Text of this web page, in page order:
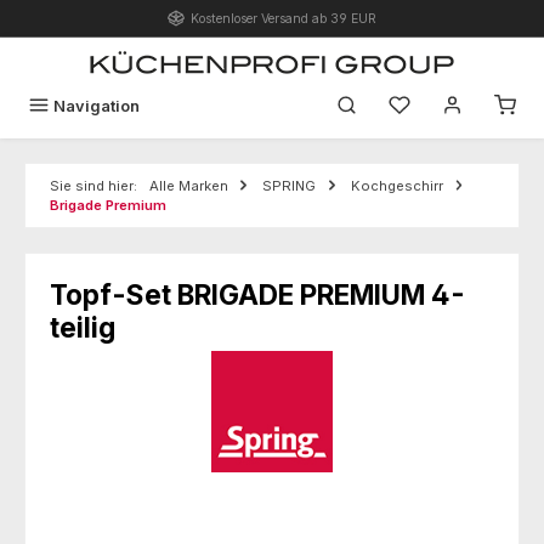
Zum Hauptinhalt springenKostenloser Versand ab 39 EUR
Navigation Du hast 0
Sie sind hier: Alle Marken SPRING
Kochgeschirr
Brigade Premium
Topf-Set BRIGADE PREMIUM 4-
teilig